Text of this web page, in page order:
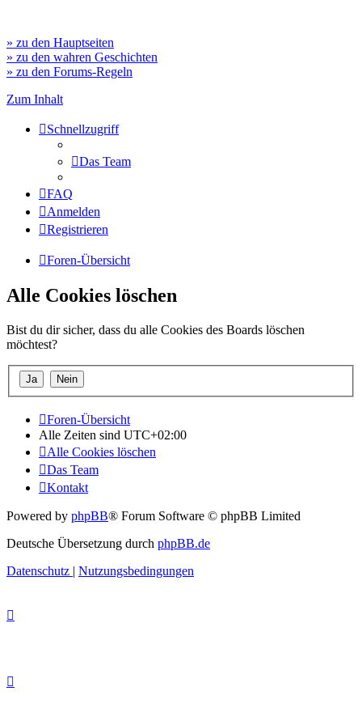
» zu den Hauptseiten
» zu den wahren Geschichten
» zu den Forums-Regeln
Zum Inhalt
Schnellzugriff
Das Team
FAQ
Anmelden
Registrieren
Foren-Übersicht
Alle Cookies löschen
Bist du dir sicher, dass du alle Cookies des Boards löschen
möchtest?
Foren-Übersicht
Alle Zeiten sind UTC+02:00
Alle Cookies löschen
Das Team
Kontakt
Powered by phpBB® Forum Software © phpBB Limited
Deutsche Übersetzung durch phpBB.de
Datenschutz | Nutzungsbedingungen